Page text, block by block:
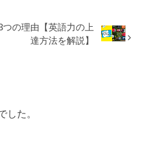
の理由【英語力の上
達方法を解説】
した。